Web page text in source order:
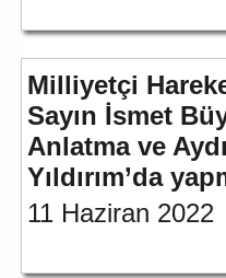
Milliyetçi
Sayın İsmet
Anlatma ve
Yıldırım’da
11 Haziran 2022